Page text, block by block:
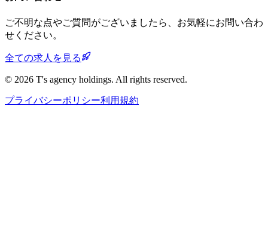
ご不明な点やご質問がございましたら、お気軽にお問い合わ
せください。
全ての求人を見る
© 2026 T's agency holdings. All rights reserved.
プライバシーポリシー利用規約